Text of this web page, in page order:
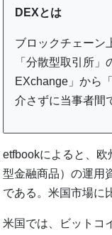
DEXとは
ブロックチェーン
「分散型取引所
EXchange」から
介さずに当事者間
etfbookによると、欧
型金融商品）の運用
である。米国市場に
米国では、ビットコ